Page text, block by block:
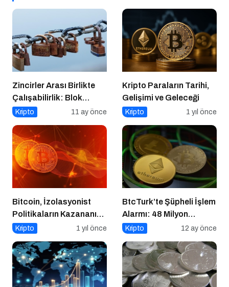
Zincirler Arası Birlikte
Çalışabilirlik: Blok
Zincirlerin Geleceği
Kripto 11 ay önce
Kripto Paraların Tarihi,
Gelişimi ve Geleceği
Kripto 1 yıl önce
Bitcoin, İzolasyonist
Politikaların Kazananı
Olabilir
Kripto 1 yıl önce
BtcTurk’te Şüpheli İşlem
Alarmı: 48 Milyon
Dolarlık Çıkış İddiası
Kripto 12 ay önce